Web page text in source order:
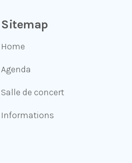
Sitemap
Home
Agenda
Salle de concert
Informations